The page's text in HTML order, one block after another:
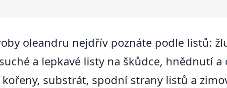
oleandru nejdřív poznáte podle listů:
a lepkavé listy na škůdce, hnědnutí
substrát, spodní strany listů a